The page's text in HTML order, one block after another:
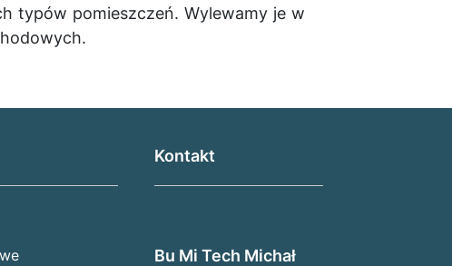
typów pomieszczeń. Wylewamy je w
Kontakt
Bu Mi Tech Michał